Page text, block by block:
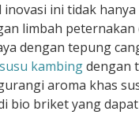
ini tidak
limbah
dengan tepung
susu kambingdengan
aroma khas
bio briket yang